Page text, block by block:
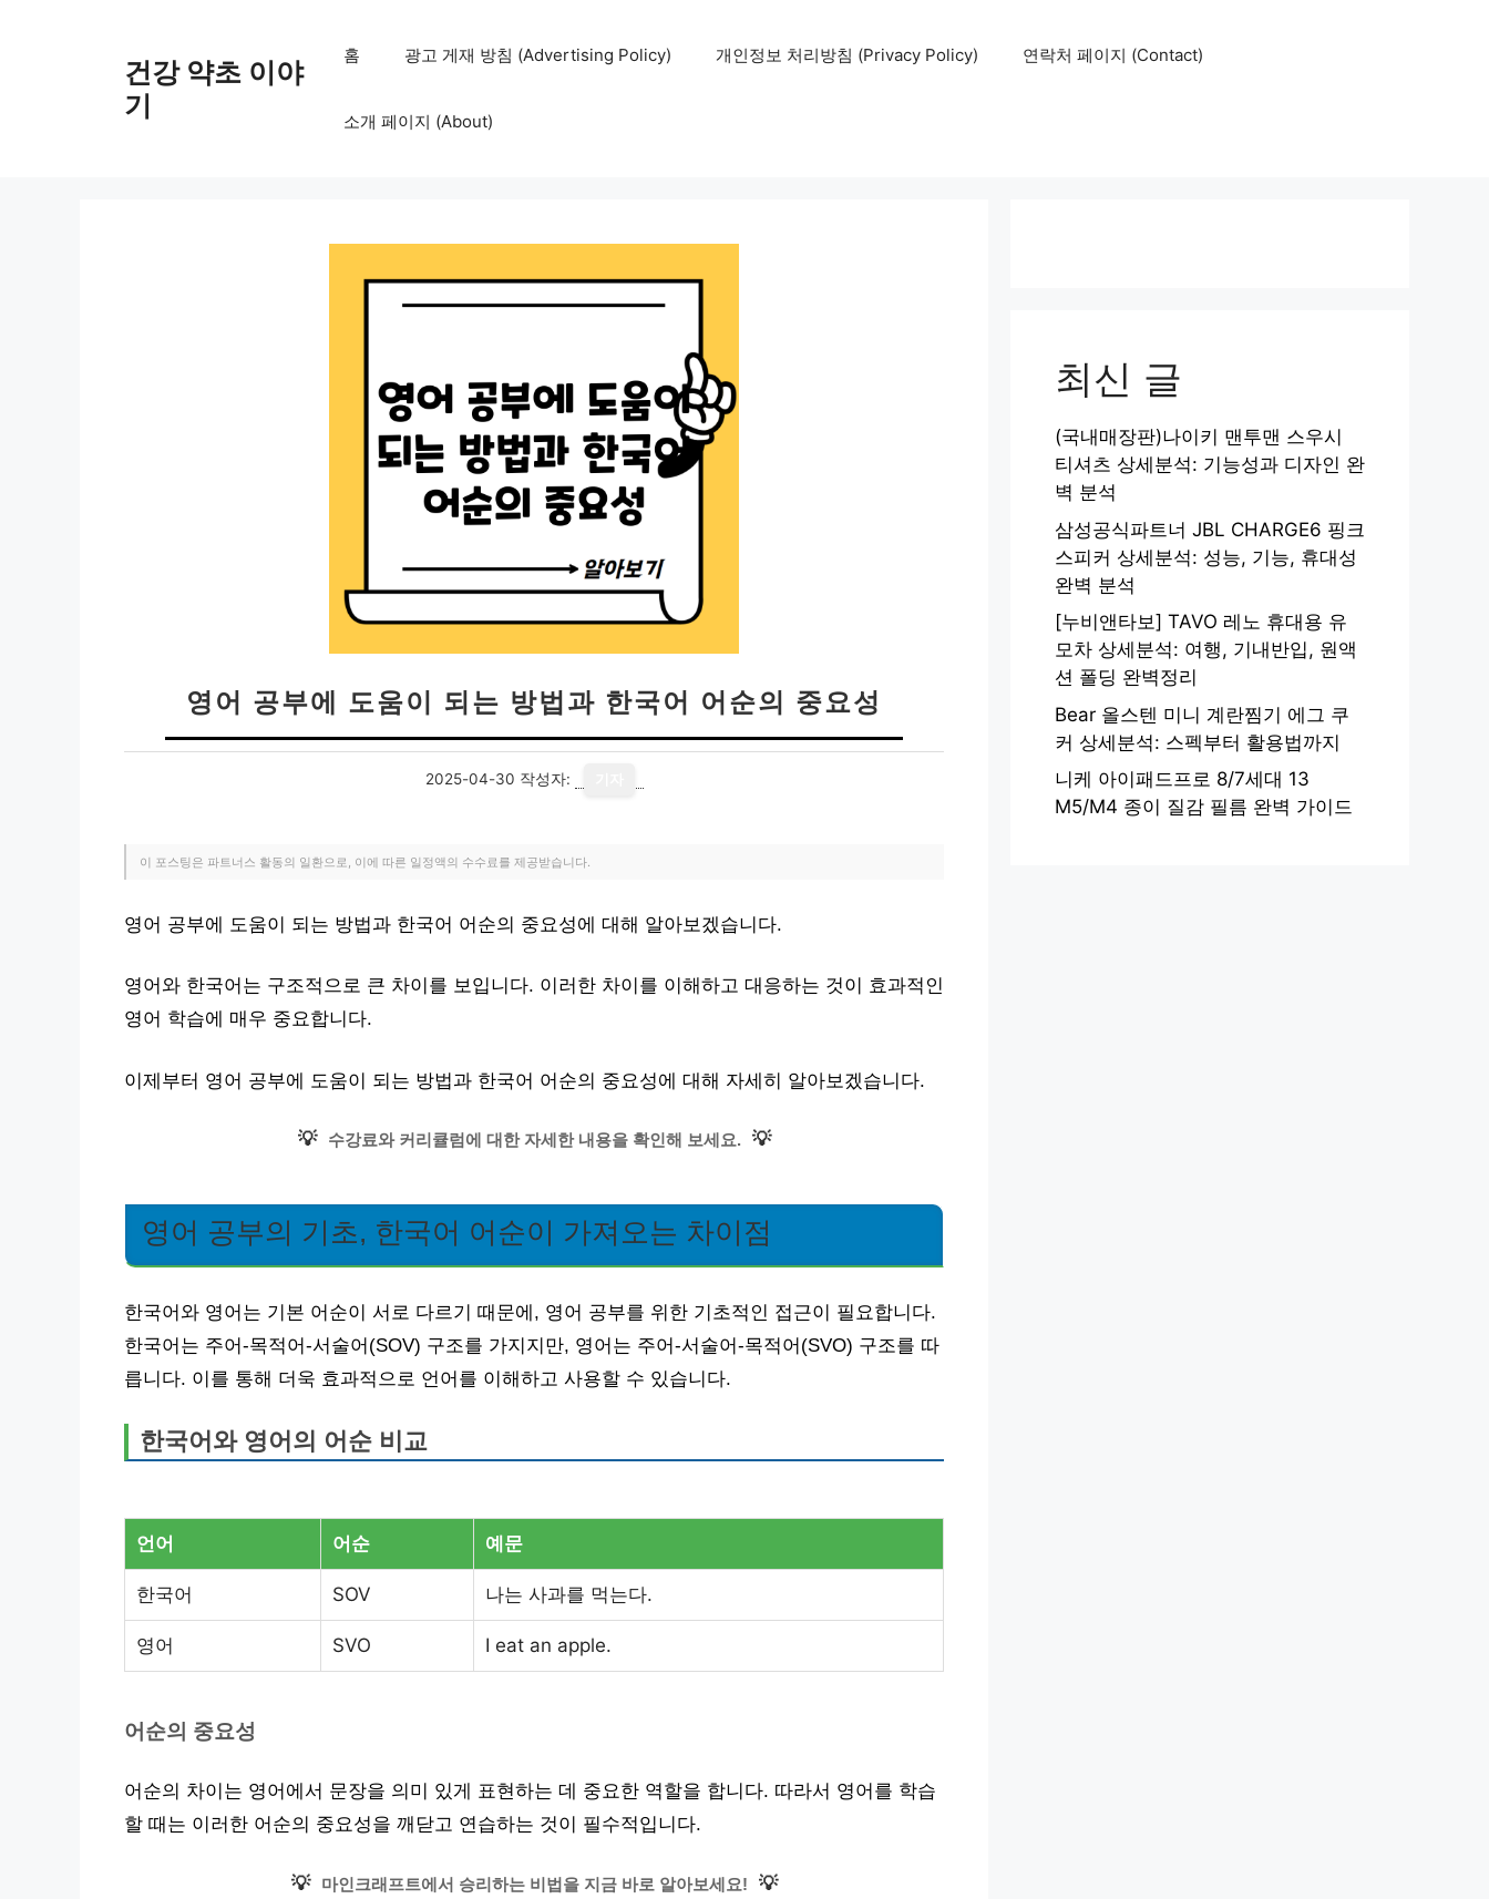
건강 약초 이야
기
홈 광고 게재 방침 (Advertising Policy) 개인정보 처리방침 (Privacy Policy) 연락처 페이지 (Contact)
소개 페이지 (About)
영어 공부에 도움이 되는 방법과 한국어 어순의 중요성
2025-04-30 작성자:
이 포스팅은 파트너스 활동의 일환으로, 이에 따른 일정액의 수수료를 제공받습니다.
영어 공부에 도움이 되는 방법과 한국어 어순의 중요성에 대해 알아보겠습니다.
영어와 한국어는 구조적으로 큰 차이를 보입니다. 이러한 차이를 이해하고 대응하는 것이 효과적인
영어 학습에 매우 중요합니다.
이제부터 영어 공부에 도움이 되는 방법과 한국어 어순의 중요성에 대해 자세히 알아보겠습니다.
💡 수강료와 커리큘럼에 대한 자세한 내용을 확인해 보세요. 💡
영어 공부의 기초, 한국어 어순이 가져오는 차이점
한국어와 영어는 기본 어순이 서로 다르기 때문에, 영어 공부를 위한 기초적인 접근이 필요합니다.
한국어는 주어-목적어-서술어(SOV) 구조를 가지지만, 영어는 주어-서술어-목적어(SVO) 구조를 따
릅니다. 이를 통해 더욱 효과적으로 언어를 이해하고 사용할 수 있습니다.
한국어와 영어의 어순 비교
언어 어순 예문
한국어 SOV 나는 사과를 먹는다.
영어 SVO I eat an apple.
어순의 중요성
어순의 차이는 영어에서 문장을 의미 있게 표현하는 데 중요한 역할을 합니다. 따라서 영어를 학습
할 때는 이러한 어순의 중요성을 깨닫고 연습하는 것이 필수적입니다.
💡 마인크래프트에서 승리하는 비법을 지금 바로 알아보세요! 💡
최신 글
(국내매장판)나이키 맨투맨 스우시
티셔츠 상세분석: 기능성과 디자인 완
벽 분석
삼성공식파트너 JBL CHARGE6 핑크
스피커 상세분석: 성능, 기능, 휴대성
완벽 분석
[누비앤타보] TAVO 레노 휴대용 유
모차 상세분석: 여행, 기내반입, 원액
션 폴딩 완벽정리
Bear 올스텐 미니 계란찜기 에그 쿠
커 상세분석: 스펙부터 활용법까지
니케 아이패드프로 8/7세대 13
M5/M4 종이 질감 필름 완벽 가이드